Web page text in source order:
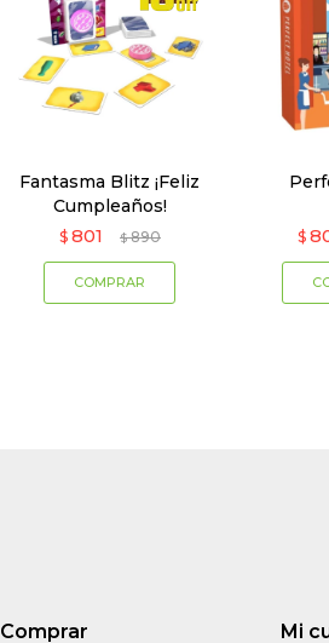
Fantasma Blitz ¡Feliz
Cumpleaños!
$ 801 $ 890 $
Comprar Mi